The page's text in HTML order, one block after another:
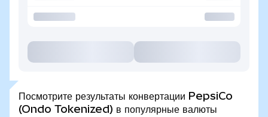
Посмотрите результаты конвертации PepsiCo
(Ondo Tokenized) в популярные валюты